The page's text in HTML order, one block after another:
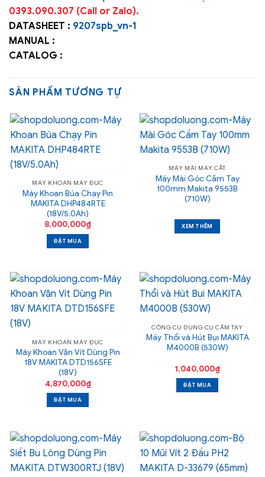
0393.090.307 (Call or Zalo).
DATASHEET : 9207spb_vn-1
MANUAL :
CATALOG :
SẢN PHẨM TƯƠNG TỰ
MÁY KHOAN MÁY ĐỤC
Máy Khoan Búa Chạy Pin
MAKITA DHP484RTE
(18V/5.0Ah)
8,000,000₫
ĐẶT MUA
MÁY MÀI MÁY CẮT
Máy Mài Góc Cầm Tay
100mm Makita 9553B
(710W)
XEM THÊM
MÁY KHOAN MÁY ĐỤC
Máy Khoan Vặn Vít Dùng Pin
18V MAKITA DTD156SFE
(18V)
4,870,000₫
ĐẶT MUA
CÔNG CỤ DỤNG CỤ CẦM TAY
Máy Thổi và Hút Bụi MAKITA
M4000B (530W)
1,040,000₫
ĐẶT MUA